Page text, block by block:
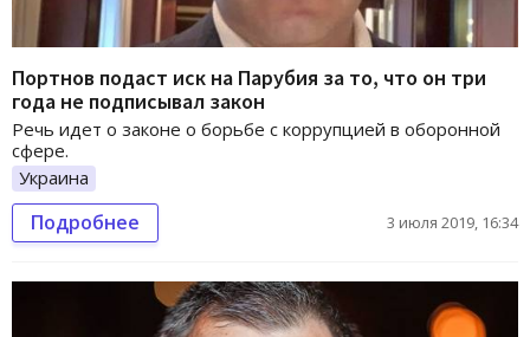
Портнов подаст иск на Парубия за то, что он три
года не подписывал закон
Речь идет о законе о борьбе с коррупцией в оборонной
сфере.
Украина
Подробнее 3 июля 2019, 16:34